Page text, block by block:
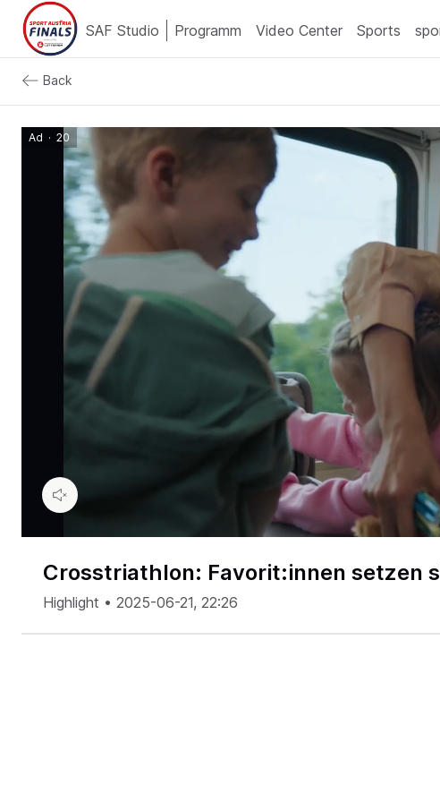
SAF Studio Programm Video Center Sports
Back
Ad · 20
Crosstriathlon: Favorit:innen setzen
Highlight • 2025-06-21, 22:26